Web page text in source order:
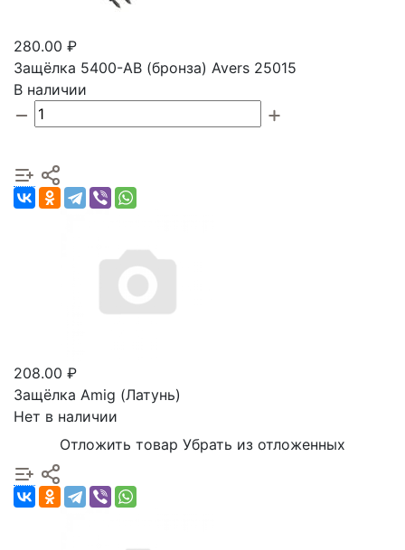
280.00 ₽
Защёлка 5400-АВ (бронза) Avers 25015
В наличии
208.00 ₽
Защёлка Amig (Латунь)
Нет в наличии
Отложить товар Убрать из отложенных